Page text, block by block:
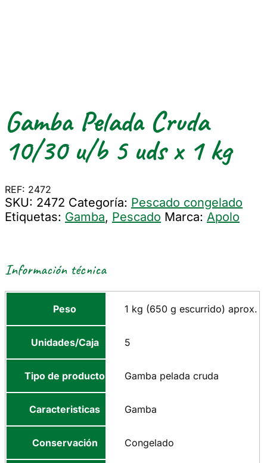
Gamba Pelada Cruda
10/30 u/b 5 uds x 1 kg
REF: 2472
SKU: 2472 Categoría: Pescado congelado
Etiquetas: Gamba, Pescado Marca: Apolo
Información técnica
Peso 1 kg (650 g escurrido) aprox.
Unidades/Caja 5
Tipo de producto Gamba pelada cruda
Caracteristicas Gamba
Conservación Congelado